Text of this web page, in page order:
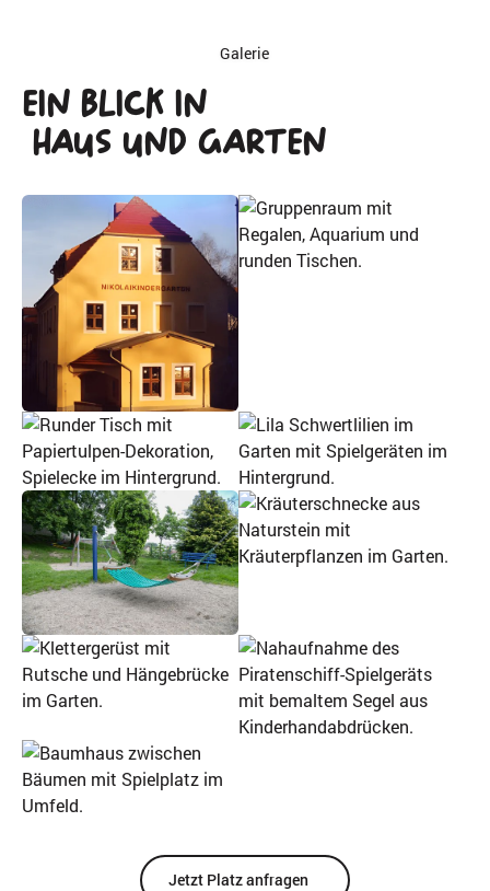
Galerie
Ein Blick in
Haus und Garten
Jetzt Platz anfragen